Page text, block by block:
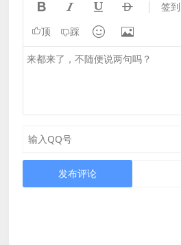
    签到
顶 踩  
发布评论